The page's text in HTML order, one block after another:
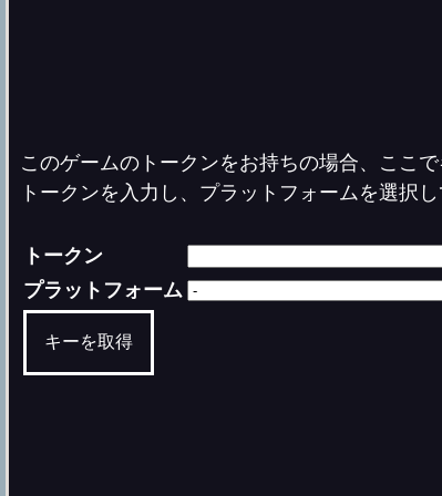
このゲームのトークンをお持ちの場合、ここ
トークンを入力し、プラットフォームを選択
トークン
プラットフォーム
キーを取得